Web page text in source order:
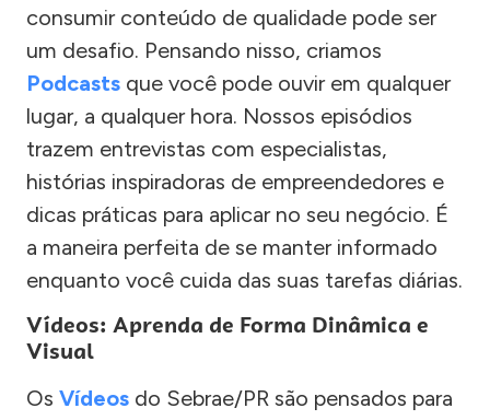
consumir conteúdo de qualidade pode ser
um desafio. Pensando nisso, criamos
Podcasts que você pode ouvir em qualquer
lugar, a qualquer hora. Nossos episódios
trazem entrevistas com especialistas,
histórias inspiradoras de empreendedores e
dicas práticas para aplicar no seu negócio. É
a maneira perfeita de se manter informado
enquanto você cuida das suas tarefas diárias.
Vídeos: Aprenda de Forma Dinâmica e
Visual
Os Vídeos do Sebrae/PR são pensados para